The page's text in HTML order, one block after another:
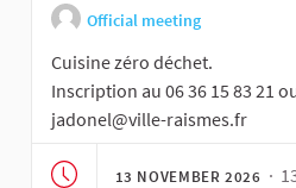
Official meeting
Cuisine zéro déchet.
Inscription au 06 36 15 83 21
jadonel@ville-raismes.fr
13 NOVEMBER 2026 ·